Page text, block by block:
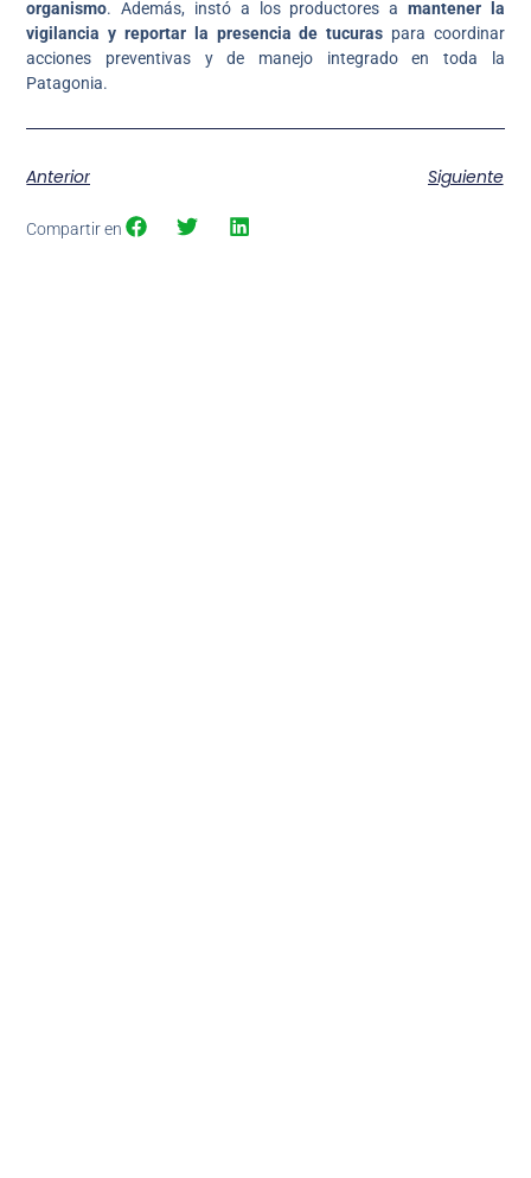
organismo. Además, instó a los productores a mantener la
vigilancia y reportar la presencia de tucuras para coordinar
acciones preventivas y de manejo integrado en toda la
Patagonia.
Anterior Siguiente
Compartir en